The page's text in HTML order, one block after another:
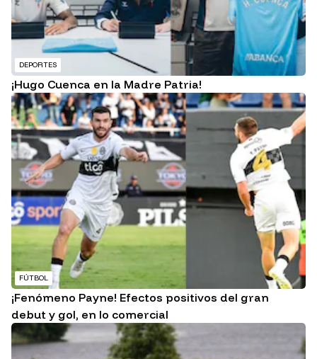
DEPORTES
¡Hugo Cuenca en la Madre Patria!
FÚTBOL
¡Fenómeno Payne! Efectos positivos del gran
debut y gol, en lo comercial